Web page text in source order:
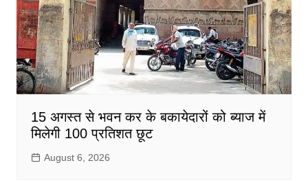
15 अगस्त से भवन कर के बकायेदारों को ब्याज में
मिलेगी 100 प्रतिशत छूट
August 6, 2026